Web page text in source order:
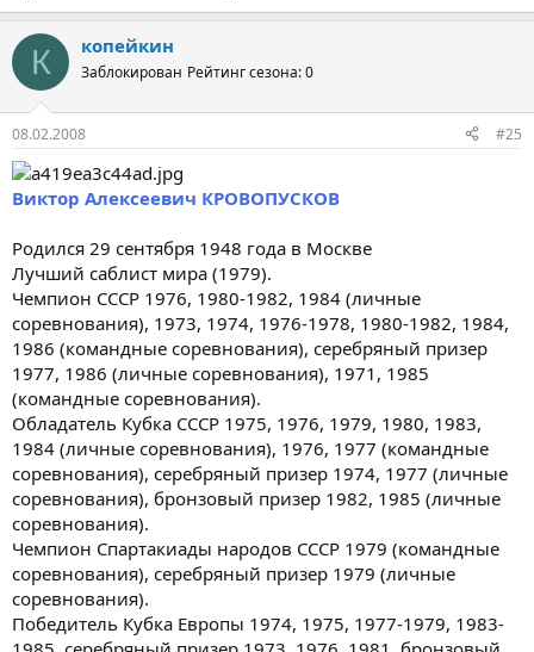
К копейкин
Заблокирован Рейтинг сезона: 0
08.02.2008 #25
Виктор Алексеевич КРОВОПУСКОВ
Родился 29 сентября 1948 года в Москве
Лучший саблист мира (1979).
Чемпион СССР 1976, 1980-1982, 1984 (личные
соревнования), 1973, 1974, 1976-1978, 1980-1982, 1984,
1986 (командные соревнования), серебряный призер
1977, 1986 (личные соревнования), 1971, 1985
(командные соревнования).
Обладатель Кубка СССР 1975, 1976, 1979, 1980, 1983,
1984 (личные соревнования), 1976, 1977 (командные
соревнования), серебряный призер 1974, 1977 (личные
соревнования), бронзовый призер 1982, 1985 (личные
соревнования).
Чемпион Спартакиады народов СССР 1979 (командные
соревнования), серебряный призер 1979 (личные
соревнования).
Победитель Кубка Европы 1974, 1975, 1977-1979, 1983-